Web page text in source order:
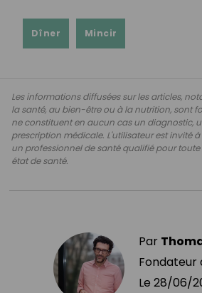
Dîner Mincir
Les informations diffusées sur les articles,
la santé, au bien-être ou à la nutrition, sont
ne constituent en aucun cas un diagnostic,
prescription médicale. L'utilisateur est invité
un professionnel de santé qualifié pour
état de santé.
Par
Fondateur
Le 28/06/